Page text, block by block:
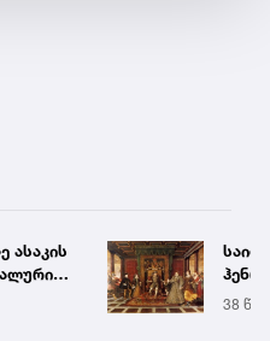
ასაკის
-
70
38